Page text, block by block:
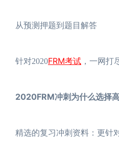
从预测押题到题目解答
针对2020FRM考试 ，一网打
2020FRM冲刺为什么选择
精选的复习冲刺资料：更针